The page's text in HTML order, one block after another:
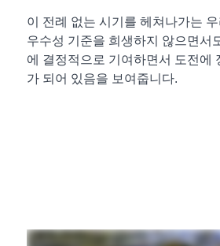
이 전례 없는 시기를 헤쳐나가는
우수성 기준을 희생하지 않으면서
에 결정적으로 기여하면서 도전에
가 되어 있음을 보여줍니다.